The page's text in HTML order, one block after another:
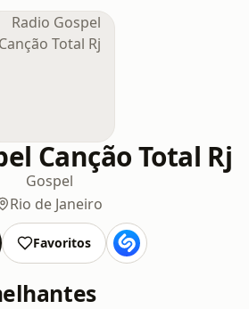
Canção Total Rj
Gospel
Rio de Janeiro
Favoritos